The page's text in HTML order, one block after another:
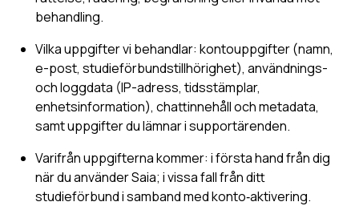
behandling.
Vilka uppgifter vi behandlar: kontouppgifter (namn,
e-post, studieförbundstillhörighet), användnings-
och loggdata (IP-adress, tidsstämplar,
enhetsinformation), chattinnehåll och metadata,
samt uppgifter du lämnar i supportärenden.
Varifrån uppgifterna kommer: i första hand från dig
när du använder Saia; i vissa fall från ditt
studieförbund i samband med konto‑aktivering.